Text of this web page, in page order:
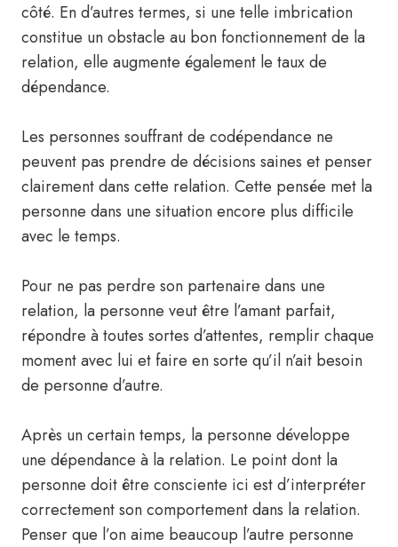
côté. En d’autres termes, si une telle imbrication
constitue un obstacle au bon fonctionnement de la
relation, elle augmente également le taux de
dépendance.
Les personnes souffrant de codépendance ne
peuvent pas prendre de décisions saines et penser
clairement dans cette relation. Cette pensée met la
personne dans une situation encore plus difficile
avec le temps.
Pour ne pas perdre son partenaire dans une
relation, la personne veut être l’amant parfait,
répondre à toutes sortes d’attentes, remplir chaque
moment avec lui et faire en sorte qu’il n’ait besoin
de personne d’autre.
Après un certain temps, la personne développe
une dépendance à la relation. Le point dont la
personne doit être consciente ici est d’interpréter
correctement son comportement dans la relation.
Penser que l’on aime beaucoup l’autre personne